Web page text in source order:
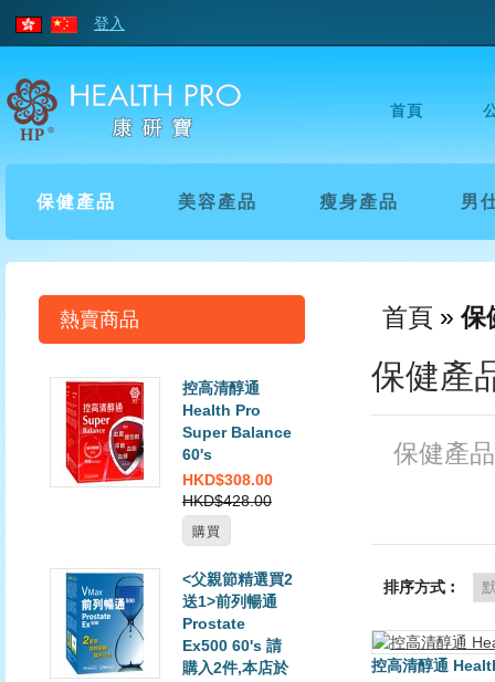
登入
首頁
保健產品 美容產品 瘦身產品 男
熱賣商品
控高清醇通
Health Pro
Super Balance
60's
HKD$308.00
HKD$428.00
購買
<父親節精選買2
送1>前列暢通
Prostate
Ex500 60's 請
購入2件,本店於
首頁 »保
保健產
保健產品
排序方式︰
控高清醇通